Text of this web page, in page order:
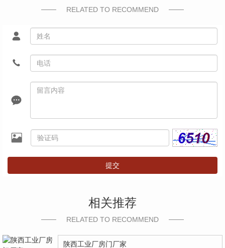
RELATED TO RECOMMEND
提交
相关推荐
RELATED TO RECOMMEND
陕西工业厂房门厂家